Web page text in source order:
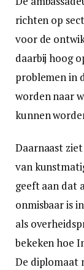
richten op
voor de
daarbij hoog
problemen in
worden naar
kunnen
Daarnaast
van
geeft aan dat
onmisbaar is
als
bekeken hoe
De diplomaat